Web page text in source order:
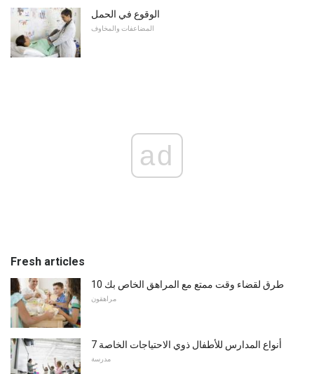
الوقوع في الحمل
المضاعفات والمخاوف
ad
Fresh articles
10 طرق لقضاء وقت ممتع مع المراهق الخاص بك
مراهقون
7 أنواع المدارس للأطفال ذوي الاحتياجات الخاصة
مدرسة